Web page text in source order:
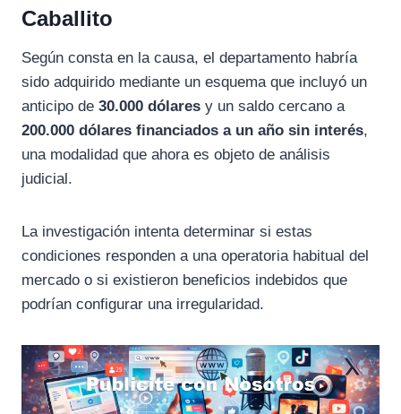
Caballito
Según consta en la causa, el departamento habría
sido adquirido mediante un esquema que incluyó un
anticipo de 30.000 dólares y un saldo cercano a
200.000 dólares financiados a un año sin interés,
una modalidad que ahora es objeto de análisis
judicial.
La investigación intenta determinar si estas
condiciones responden a una operatoria habitual del
mercado o si existieron beneficios indebidos que
podrían configurar una irregularidad.